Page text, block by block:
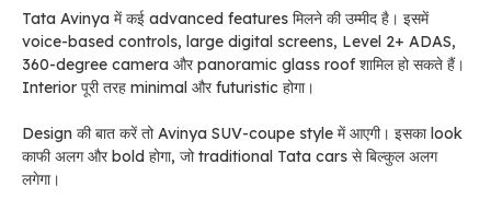
Tata Avinya में कई advanced features मिलने की उम्मीद है। इसमें
voice-based controls, large digital screens, Level 2+ ADAS,
360-degree camera और panoramic glass roof शामिल हो सकते हैं।
Interior पूरी तरह minimal और futuristic होगा।
Design की बात करें तो Avinya SUV-coupe style में आएगी। इसका look
काफी अलग और bold होगा, जो traditional Tata cars से बिल्कुल अलग
लगेगा।